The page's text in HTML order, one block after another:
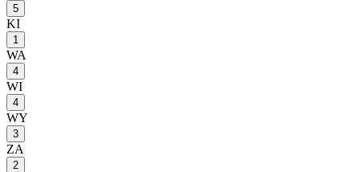
5
KI
1
WA
4
WI
4
WY
3
ZA
2